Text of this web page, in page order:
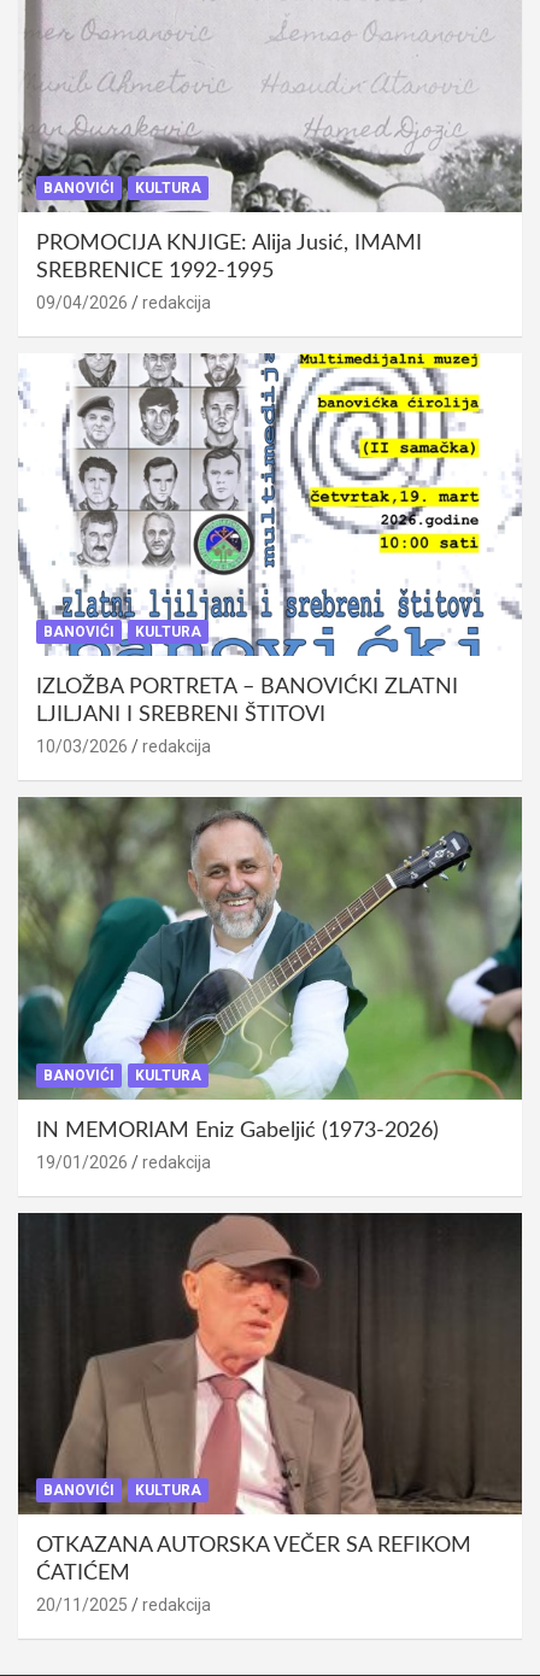
BANOVIĆI KULTURA
PROMOCIJA KNJIGE: Alija Jusić, IMAMI
SREBRENICE 1992-1995
09/04/2026 redakcija
BANOVIĆI KULTURA
IZLOŽBA PORTRETA – BANOVIĆKI ZLATNI
LJILJANI I SREBRENI ŠTITOVI
10/03/2026 redakcija
BANOVIĆI KULTURA
IN MEMORIAM Eniz Gabeljić (1973-2026)
19/01/2026 redakcija
BANOVIĆI KULTURA
OTKAZANA AUTORSKA VEČER SA REFIKOM
ĆATIĆEM
20/11/2025 redakcija